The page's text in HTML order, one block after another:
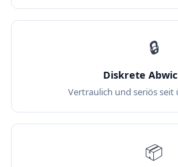
🔒
Diskrete
Vertraulich und seriös seit
📦